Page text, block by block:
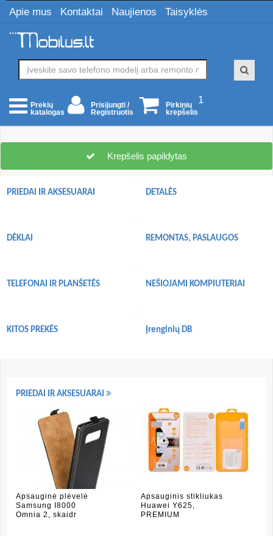
Apie mus Kontaktai Naujienos Taisyklės
Prekių
katalogas
Prisijungti /
Registruotis
1
Pirkinių
krepšelis
Krepšelis papildytas
PRIEDAI IR AKSESUARAI DETALĖS
DĖKLAI REMONTAS, PASLAUGOS
TELEFONAI IR PLANŠETĖS NEŠIOJAMI KOMPIUTERIAI
KITOS PREKĖS Įrenginių DB
PRIEDAI IR AKSESUARAI
Apsauginė plėvelė
Samsung I8000
Omnia 2, skaidr
Apsauginis stikliukas
Huawei Y625,
PREMIUM